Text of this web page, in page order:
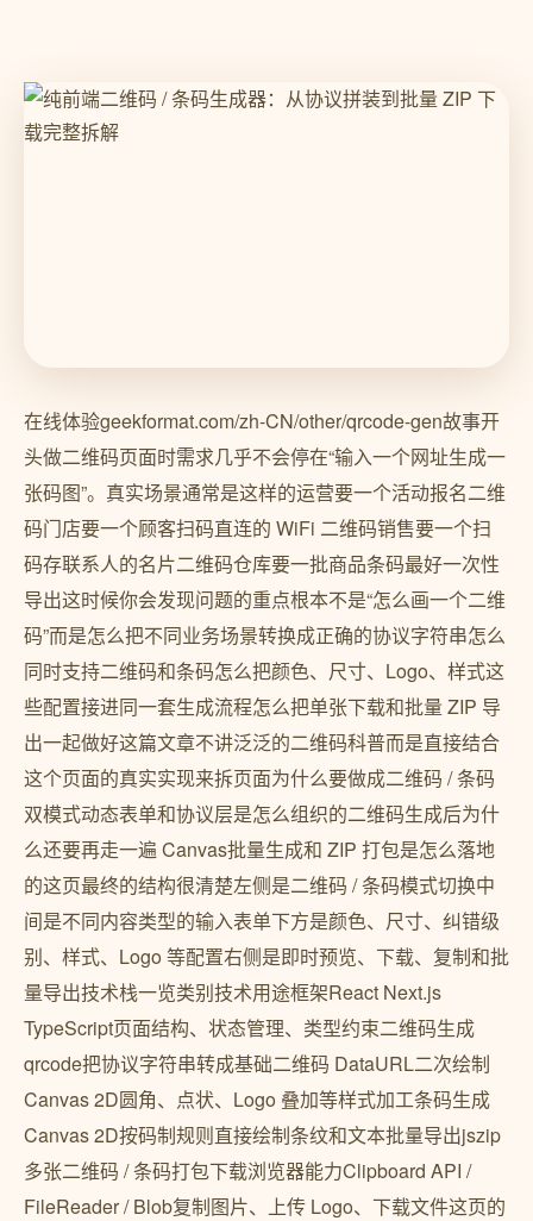
在线体验geekformat.com/zh-CN/other/qrcode-gen故事开
头做二维码页面时需求几乎不会停在“输入一个网址生成一
张码图”。真实场景通常是这样的运营要一个活动报名二维
码门店要一个顾客扫码直连的 WiFi 二维码销售要一个扫
码存联系人的名片二维码仓库要一批商品条码最好一次性
导出这时候你会发现问题的重点根本不是“怎么画一个二维
码”而是怎么把不同业务场景转换成正确的协议字符串怎么
同时支持二维码和条码怎么把颜色、尺寸、Logo、样式这
些配置接进同一套生成流程怎么把单张下载和批量 ZIP 导
出一起做好这篇文章不讲泛泛的二维码科普而是直接结合
这个页面的真实实现来拆页面为什么要做成二维码 / 条码
双模式动态表单和协议层是怎么组织的二维码生成后为什
么还要再走一遍 Canvas批量生成和 ZIP 打包是怎么落地
的这页最终的结构很清楚左侧是二维码 / 条码模式切换中
间是不同内容类型的输入表单下方是颜色、尺寸、纠错级
别、样式、Logo 等配置右侧是即时预览、下载、复制和批
量导出技术栈一览类别技术用途框架React Next.js
TypeScript页面结构、状态管理、类型约束二维码生成
qrcode把协议字符串转成基础二维码 DataURL二次绘制
Canvas 2D圆角、点状、Logo 叠加等样式加工条码生成
Canvas 2D按码制规则直接绘制条纹和文本批量导出jszip
多张二维码 / 条码打包下载浏览器能力Clipboard API /
FileReader / Blob复制图片、上传 Logo、下载文件这页的